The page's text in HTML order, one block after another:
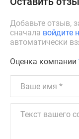
Добавьте отзыв,
сначала войдите
автоматически
Оценка компании